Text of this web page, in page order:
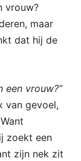
vrouw?
maar
dat hij de
een vrouw?”
van gevoel,
zoekt een
zijn nek zit